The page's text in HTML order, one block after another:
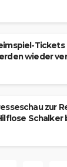
wieder
zur
Schalker